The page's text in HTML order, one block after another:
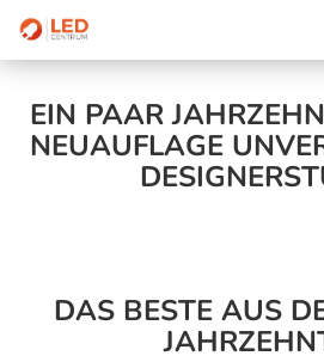
EIN PAAR
NEUAUFLAGE
DAS BESTE AUS